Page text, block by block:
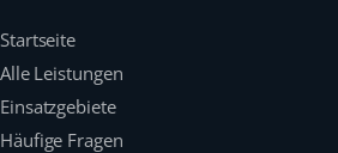
Startseite
Alle Leistungen
Einsatzgebiete
Häufige Fragen